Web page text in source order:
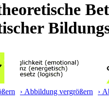
› Abbildung vergrößern ›